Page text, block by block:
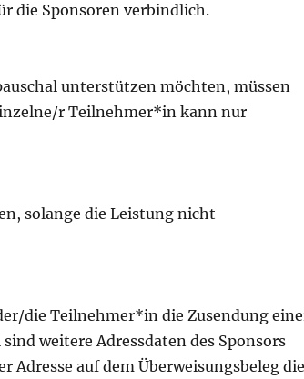
die Sponsoren verbindlich.
unterstützen möchten, müssen
r Teilnehmer*in kann nur
solange die Leistung nicht
die Teilnehmer*in die Zusendung
weitere Adressdaten des Sponsors
Adresse auf dem Überweisungsbeleg die